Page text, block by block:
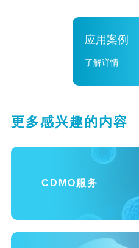
应用案例
了解详情
更多感兴趣的内容
CDMO服务